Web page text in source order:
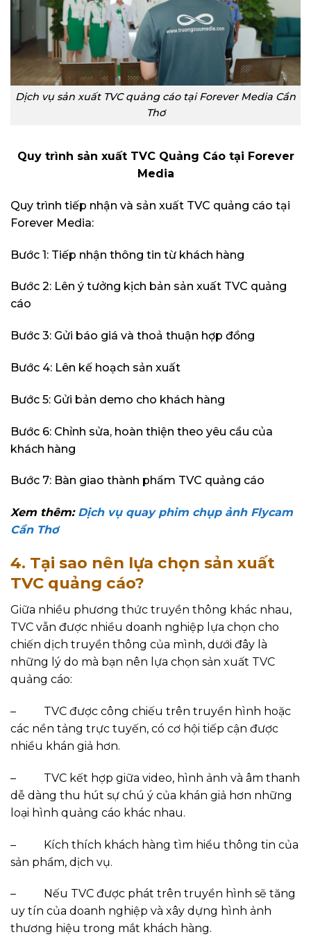
Dịch vụ sản xuất TVC quảng cáo tại Forever Media Cần
Thơ
Quy trình sản xuất TVC Quảng Cáo tại Forever
Media
Quy trình tiếp nhận và sản xuất TVC quảng cáo tại
Forever Media:
Bước 1: Tiếp nhận thông tin từ khách hàng
Bước 2: Lên ý tưởng kịch bản sản xuất TVC quảng
cáo
Bước 3: Gửi báo giá và thoả thuận hợp đồng
Bước 4: Lên kế hoạch sản xuất
Bước 5: Gửi bản demo cho khách hàng
Bước 6: Chỉnh sửa, hoàn thiện theo yêu cầu của
khách hàng
Bước 7: Bàn giao thành phẩm TVC quảng cáo
Xem thêm: Dịch vụ quay phim chụp ảnh Flycam
Cần Thơ
4. Tại sao nên lựa chọn sản xuất
TVC quảng cáo?
Giữa nhiều phương thức truyền thông khác nhau,
TVC vẫn được nhiều doanh nghiệp lựa chọn cho
chiến dịch truyền thông của mình, dưới đây là
những lý do mà bạn nên lựa chọn sản xuất TVC
quảng cáo:
–
TVC được công chiếu trên truyền hình hoặc
các nền tảng trực tuyến, có cơ hội tiếp cận được
nhiều khán giả hơn.
–
TVC kết hợp giữa video, hình ảnh và âm thanh
dễ dàng thu hút sự chú ý của khán giả hơn những
loại hình quảng cáo khác nhau.
–
Kích thích khách hàng tìm hiểu thông tin của
sản phẩm, dịch vụ.
–
Nếu TVC được phát trên truyền hình sẽ tăng
uy tín của doanh nghiệp và xây dựng hình ảnh
thương hiệu trong mắt khách hàng.